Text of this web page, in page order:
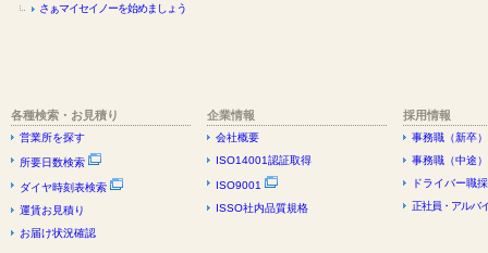
さぁマイセイノーを始めましょう
各種検索・お見積り
営業所を探す
所要日数検索
ダイヤ時刻表検索
運賃お見積り
お届け状況確認
企業情報
会社概要
ISO14001認証取得
ISO9001
ISSO社内品質規格
採用情報
事務職（新卒
事務職（中途
ドライバー職
正社員・アルバ